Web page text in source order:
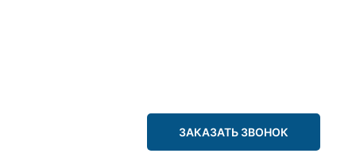
ЗАКАЗАТЬ ЗВОНОК